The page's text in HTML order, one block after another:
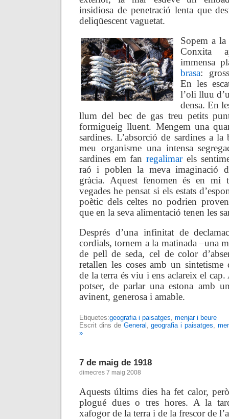
insidiosa de penetració lenta que
deliqüescent vaguetat.
Sopem a
Conxita
immensa
brasa:
En les
l’oli lluu
densa. En
llum del bec de gas treu petits
formigueig lluent. Mengem una
sardines. L’absorció de sardines a
meu organisme una intensa
sardines em fanregalimarels
raó i poblen la meva imaginació
gràcia. Aquest fenomen és en mi
vegades he pensat si els estats
poètic dels celtes no podrien
que en la seva alimentació tenen les
Després d’una infinitat de
cordials, tornem a la matinada –una
de pell de seda, cel de color
retallen les coses amb un sintetisme
de la terra és viu i ens aclareix el
potser, de parlar una estona amb
avinent, generosa i amable.
Etiquetes:geografia i paisatges, menjar i beure
Escrit dins de General ,geografia i paisatges,
»
7 de maig de 1918
dimecres 7 maig 2008
Aquests últims dies ha fet calor,
plogué dues o tres hores. A la
xafogor de la terra i de la frescor de